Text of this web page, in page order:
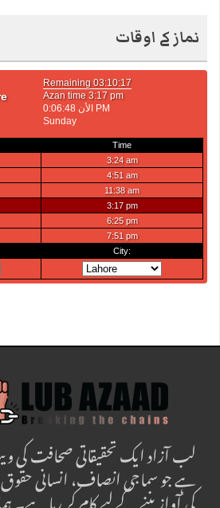
نماز کے اوقات
لب آزاد ایک تحقیقاتی صحافت
ہے جو سماجی انصاف، انسانی